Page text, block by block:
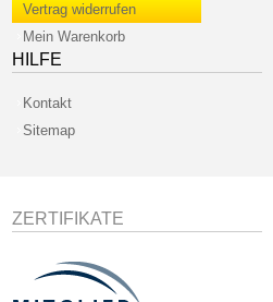
Vertrag widerrufen
Mein Warenkorb
HILFE
Kontakt
Sitemap
ZERTIFIKATE